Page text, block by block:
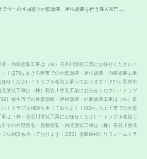
・内装塗装工事は（株）長谷川塗装工業にお任せください！
！ (278) あきる野市での外壁塗装・屋根塗装・内装塗装工事
せください！トラブル相談も承っております！ (274) 羽村市
塗装工事は（株）長谷川塗装工業にお任せください！トラブ
) 福生市での外壁塗装・屋根塗装・内装塗装工事は（株）長
！トラブル相談も承っております！ (324) 八王子市での外壁
は（株）長谷川塗装工業にお任せください！トラブル相談も
市での外壁塗装・屋根塗装・内装塗装工事は（株）長谷川塗装
ル相談も承っております！ (353) 塗装(640) リフォームトラ